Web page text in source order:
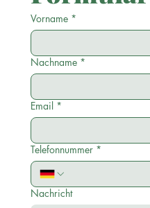
Vorname *
Nachname *
Email *
Telefonnummer *
Nachricht